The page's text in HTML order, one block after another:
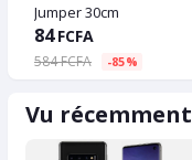
Jumper 30cm
84 FCFA
584 FCFA -85%
Vu récemment